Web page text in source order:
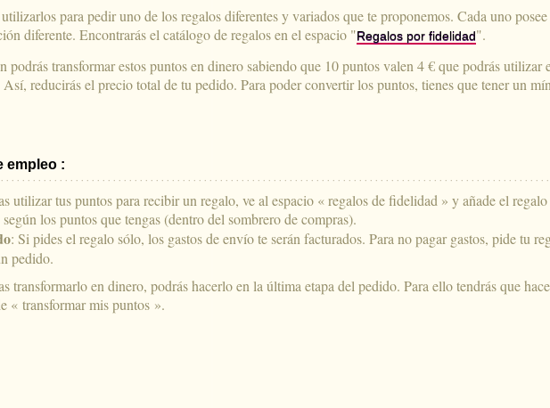
para pedir uno de los regalos diferentes y variados que te proponemos. Cada uno
diferente. Encontrarás el catálogo de regalos en el espacio "Regalos por fidelidad".
podrás transformar estos puntos en dinero sabiendo que 10 puntos valen 4 € que podrás utilizar
reducirás el precio total de tu pedido. Para poder convertir los puntos, tienes que tener un
empleo :
utilizar tus puntos para recibir un regalo, ve al espacio « regalos de fidelidad » y añade el
los puntos que tengas (dentro del sombrero de compras).
: Si pides el regalo sólo, los gastos de envío te serán facturados. Para no pagar gastos, pide tu
pedido.
transformarlo en dinero, podrás hacerlo en la última etapa del pedido. Para ello tendrás que
« transformar mis puntos ».